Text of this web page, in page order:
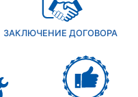
ЗАКЛЮЧЕНИЕ ДОГОВОРА